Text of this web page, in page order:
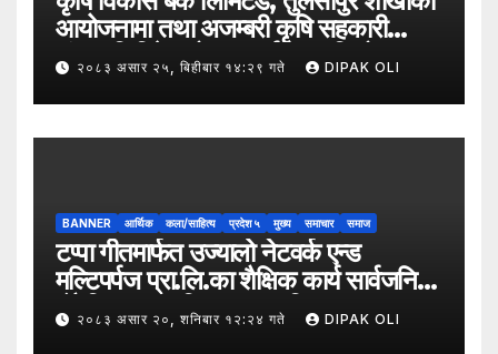
आयोजनामा तथा अजम्बरी कृषि सहकारी
संस्था लिमिटेडको सहकार्यमा “कृषिको
समावेशी रूपान्तरणका लागि मूल्य शृङ्खला
(VITA) कार्यक्रम अन्तर्गत तरकारी उत्पादक
किसान र व्यापारीबीच व्यवसाय विस्तार सम्बन्धी
२०८३ असार २५, बिहीबार १४:२९ गते DIPAK OLI
BANNER आर्थिक कला/साहित्य प्रदेश ५ मुख्य समाचार समाज
टप्पा गीतमार्फत उज्यालो नेटवर्क एन्ड
मल्टिपर्पज प्रा.लि.का शैक्षिक कार्य सार्वजनिक
हुँदै शिक्षा, सामाजिक उत्तरदायित्व र
सकारात्मक सन्देशलाई
२०८३ असार २०, शनिबार १२:२४ गते DIPAK OLI